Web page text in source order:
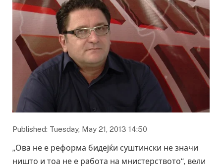
Published: Tuesday, May 21, 2013 14:50
„Ова не е реформа бидејќи суштински не значи
ништо и тоа не е работа на мнистерството“, вели